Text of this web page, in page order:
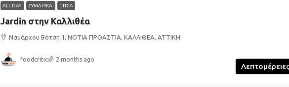
ALL DAY ΖΥΜΑΡΙΚΑ ΠΙΤΣΑ
Jardin στην Καλλιθέα
Ναυάρχου Βότση 1, ΝΟΤΙΑ ΠΡΟΑΣΤΙΑ, ΚΑΛΛΙΘΕΑ, ΑΤΤΙΚΗ
Λεπτομέρειες
foodcritic 2 months ago